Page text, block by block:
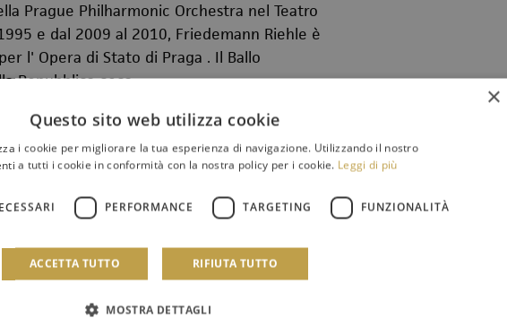
Prague Philharmonic Orchestra nel Teatro
e dal 2009 al 2010, Friedemann Riehle è
l' Opera di Stato di Praga . Il Ballo
Repubblica ceca.
biglietteria@orchestrasinfonicasiciliana.it
×
Questo sito web utilizza cookie
i cookie per migliorare la tua esperienza di navigazione. Utilizzando il nostro
a tutti i cookie in conformità con la nostra policy per i cookie. Leggi di più
PERFORMANCE TARGETING FUNZIONALITÀ
ACCETTA TUTTO RIFIUTA TUTTO
MOSTRA DETTAGLI